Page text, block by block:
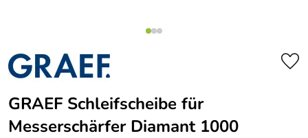
GRAEF Schleifscheibe für
Messerschärfer Diamant 1000